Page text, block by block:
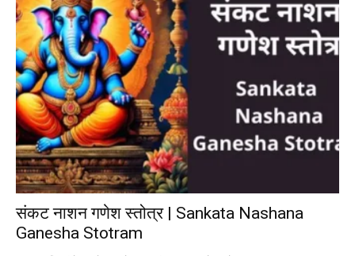
संकट नाशन गणेश स्तोत्र | Sankata Nashana
Ganesha Stotram